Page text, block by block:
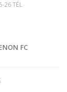
26 TÉL
FC